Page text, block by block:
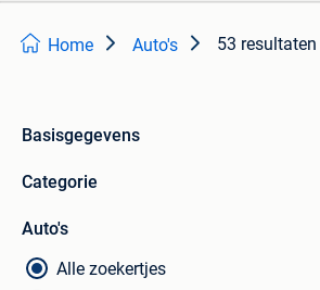
Home Auto's 53 resultaten
Basisgegevens
Categorie
Auto's
Alle zoekertjes